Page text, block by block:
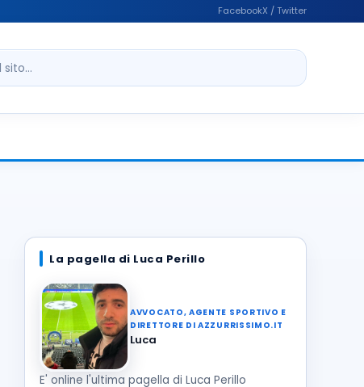
FacebookX / Twitter
La pagella di Luca Perillo
AVVOCATO, AGENTE SPORTIVO E
DIRETTORE DI AZZURRISSIMO.IT
Luca
E' online l'ultima pagella di Luca Perillo